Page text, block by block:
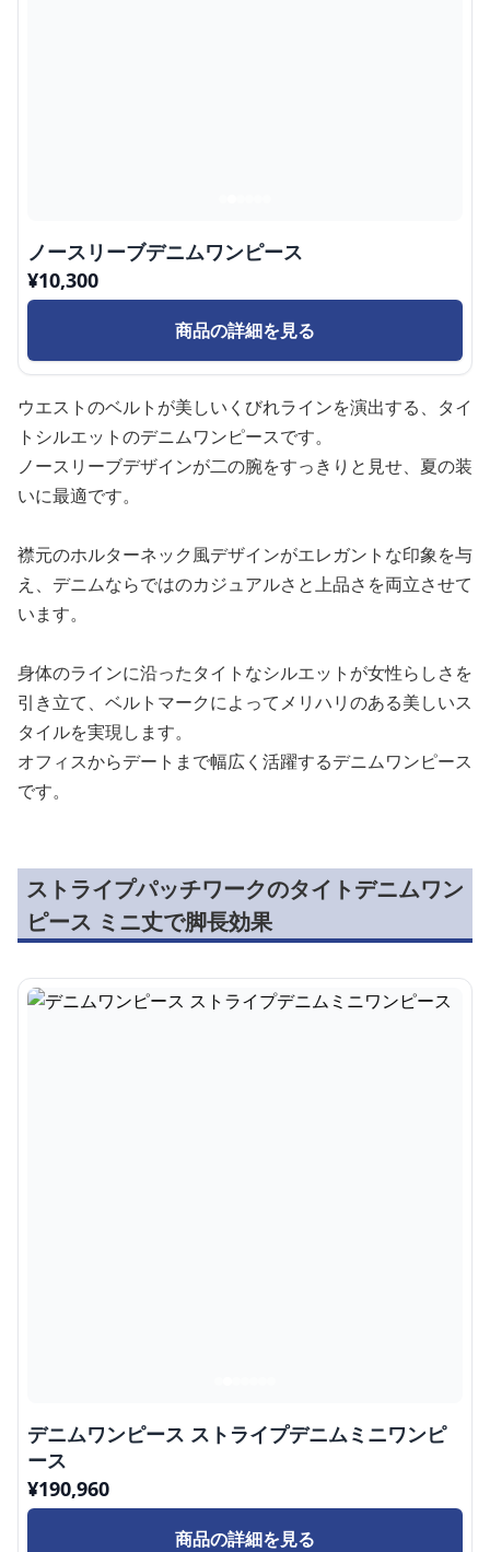
ノースリーブデニムワンピース
¥10,300
商品の詳細を見る
ウエストのベルトが美しいくびれラインを演出する、タイ
トシルエットのデニムワンピースです。
ノースリーブデザインが二の腕をすっきりと見せ、夏の装
いに最適です。
襟元のホルターネック風デザインがエレガントな印象を与
え、デニムならではのカジュアルさと上品さを両立させて
います。
身体のラインに沿ったタイトなシルエットが女性らしさを
引き立て、ベルトマークによってメリハリのある美しいス
タイルを実現します。
オフィスからデートまで幅広く活躍するデニムワンピース
です。
ストライプパッチワークのタイトデニムワン
ピース ミニ丈で脚長効果
デニムワンピース ストライプデニムミニワンピ
ース
¥190,960
商品の詳細を見る